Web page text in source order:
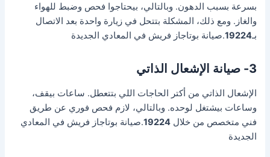
بسرعة بسبب الدهون. وبالتالي، بيحتاجوا فحص وضبط للهواء
والغاز. ومع ذلك، المشكلة بتتحل في زيارة واحدة بعد الاتصال
بـ19224.صيانة بوتاجاز فريش في المعادي الجديدة
3- صيانة الإشعال الذاتي
الإشعال الذاتي من أكتر الحاجات اللي بتتعطل. ساعات بيقف،
وساعات بيشتغل لوحده. وبالتالي، لازم فحص فوري عن طريق
فني متخصص من خلال19224.صيانة بوتاجاز فريش في المعادي
الجديدة